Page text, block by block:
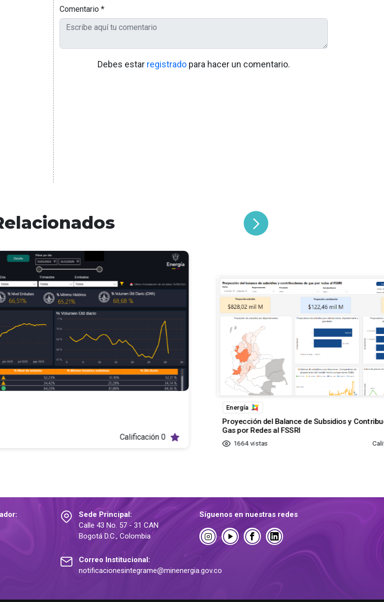
Comentario *
Debes estar registrado para hacer un comentario.
Calificación 0
Energía
Proyección del Balance de Subsidios y
Gas por Redes al FSSRI
1664 vistas
Sede Principal:
Calle 43 No. 57 - 31 CAN
Bogotá D.C., Colombia
Correo Institucional:
notificacionesintegrame@minenergia.gov.co
Síguenos en nuestras redes